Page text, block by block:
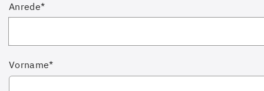
Anrede*
Vorname*